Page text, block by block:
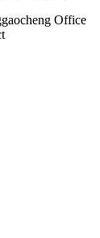
Office